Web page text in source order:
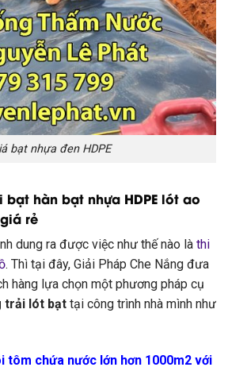
bạt nhựa đen HDPE
hàn bạt nhựa HDPE lót ao
rẻ
dung ra được việc như thế nào là thi
. Thì tại đây, Giải Pháp Che Nắng đưa
hàng lựa chọn một phương pháp cụ
trải lót bạt tại công trình nhà mình như
tôm chứa nước lớn hơn 1000m2 với